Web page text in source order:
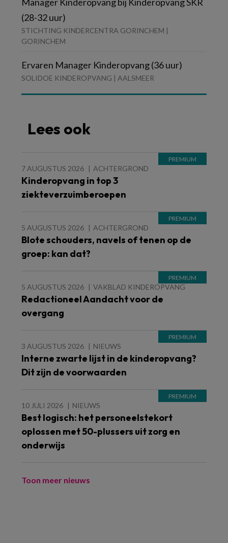
(28-32 uur)
STICHTING KINDERCENTRA GORINCHEM |
GORINCHEM
Ervaren Manager Kinderopvang (36 uur)
SOLIDOE KINDEROPVANG | AALSMEER
Lees ook
7 AUGUSTUS 2026 ACHTERGROND
Kinderopvang in top 3
ziekteverzuimberoepen
5 AUGUSTUS 2026 ACHTERGROND
Blote schouders, navels of tenen op de
groep: kan dat?
5 AUGUSTUS 2026 VAKBLAD KINDEROPVANG
Redactioneel Aandacht voor de
overgang
3 AUGUSTUS 2026 NIEUWS
Interne zwarte lijst in de kinderopvang?
Dit zijn de voorwaarden
10 JULI 2026 NIEUWS
Best logisch: het personeelstekort
oplossen met 50-plussers uit zorg en
onderwijs
Toon meer nieuws